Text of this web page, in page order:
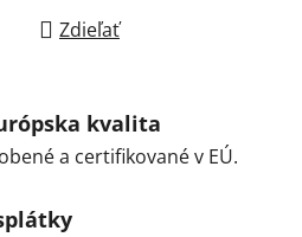
Zdieľať
kvalita
a certifikované v EÚ.